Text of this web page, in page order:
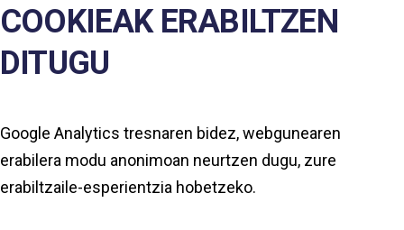
COOKIEAK ERABILTZEN
DITUGU
Google Analytics tresnaren bidez, webgunearen
erabilera modu anonimoan neurtzen dugu, zure
erabiltzaile-esperientzia hobetzeko.